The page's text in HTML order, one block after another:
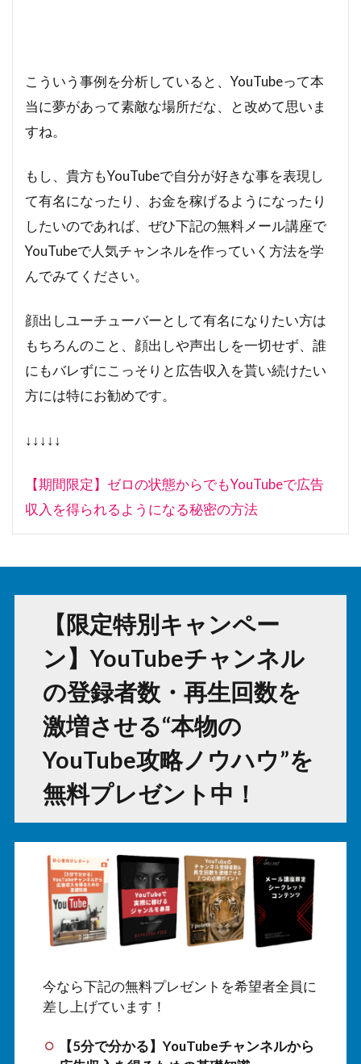
こういう事例を分析していると、YouTubeって本
当に夢があって素敵な場所だな、と改めて思いま
すね。
もし、貴方もYouTubeで自分が好きな事を表現し
て有名になったり、お金を稼げるようになったり
したいのであれば、ぜひ下記の無料メール講座で
YouTubeで人気チャンネルを作っていく方法を学
んでみてください。
顔出しユーチューバーとして有名になりたい方は
もちろんのこと、顔出しや声出しを一切せず、誰
にもバレずにこっそりと広告収入を貰い続けたい
方には特にお勧めです。
↓↓↓↓↓
【期間限定】ゼロの状態からでもYouTubeで広告
収入を得られるようになる秘密の方法
【限定特別キャンペー
ン】YouTubeチャンネル
の登録者数・再生回数を
激増させる“本物の
YouTube攻略ノウハウ”を
無料プレゼント中！
今なら下記の無料プレゼントを希望者全員に
差し上げています！
【5分で分かる】YouTubeチャンネルから